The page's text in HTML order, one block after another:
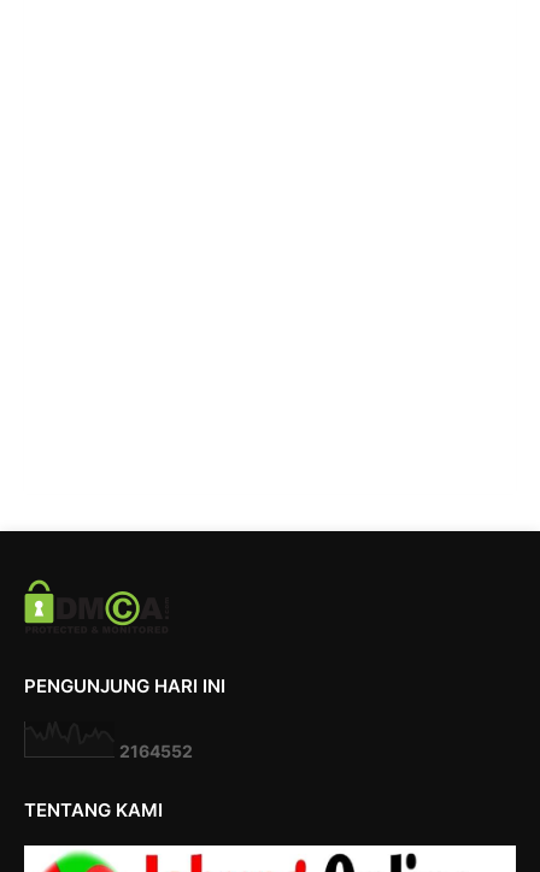
PENGUNJUNG HARI INI
2164552
TENTANG KAMI